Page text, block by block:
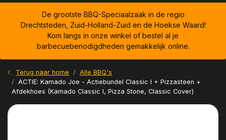
De grootste BBQ-Speciaalzaak in de regio
Drechtsteden, Zuid-Holland-Zuid en de Hoekse Waard!
Kom langs in onze winkel of bestel al je
barbecuebenodigdheden gemakkelijk online.
Terug naar home
Alle BBQ's
ACTIE: Kamado Joe - Actiebundel Classic I + Pizzasteen +
Afdekhoes (Kamado Classic I, Pizza Stone, Classic Cover)